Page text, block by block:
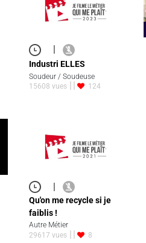
|
Industri ELLES
Soudeur / Soudeuse
15608 vues
124
|
Qu'on me recycle si je
faiblis !
Autre Métier
29617 vues
8